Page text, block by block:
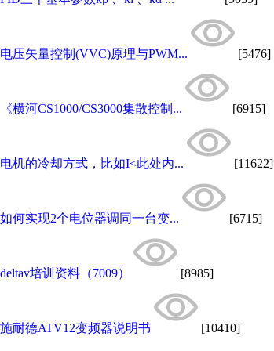
电压矢量控制(VVC)原理与PWM... [5476]
《横河CS1000/CS3000集散控制... [6915]
电机的冷却方式，比如I<此处内... [11622]
如何实现2个电位器调同一台变... [6715]
deltav培训资料（7009） [8985]
施耐德ATV12变频器说明书 [10410]